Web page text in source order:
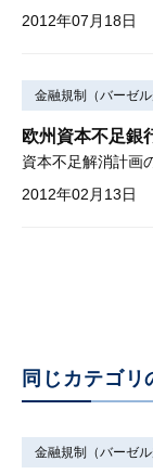
2012年07月18日
金融規制（バーゼル
欧州資本不足銀
2012年02月13日
同じカテゴリ
金融規制（バーゼル